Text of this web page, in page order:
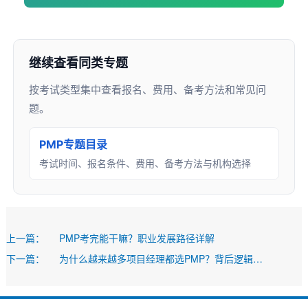
继续查看同类专题
按考试类型集中查看报名、费用、备考方法和常见问
题。
PMP专题目录
考试时间、报名条件、费用、备考方法与机构选择
上一篇：
PMP考完能干嘛？职业发展路径详解
下一篇：
为什么越来越多项目经理都选PMP？背后逻辑拆解